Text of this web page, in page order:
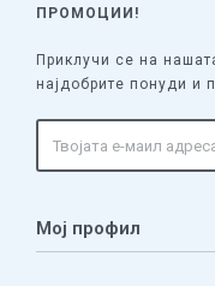
ПРОМОЦИИ!
Приклучи се на
најдобрите понуди и
Мој профил